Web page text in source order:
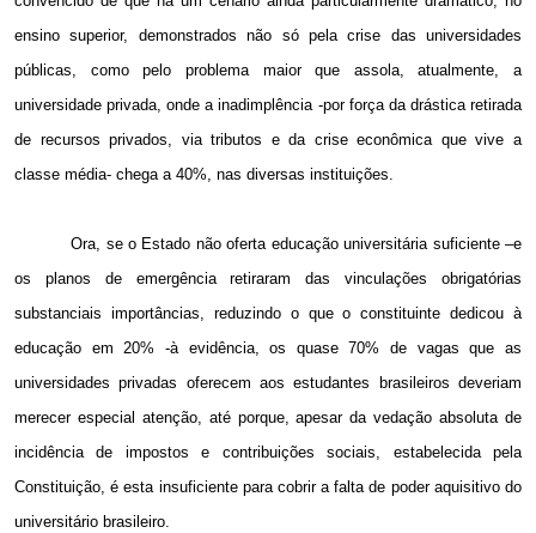
ensino superior, demonstrados não só pela crise das universidades
públicas, como pelo problema maior que assola, atualmente, a
universidade privada, onde a inadimplência -por força da drástica retirada
de recursos privados, via tributos e da crise econômica que vive a
classe média- chega a 40%, nas diversas instituições.
Ora, se o Estado não oferta educação universitária suficiente –e
os planos de emergência retiraram das vinculações obrigatórias
substanciais importâncias, reduzindo o que o constituinte dedicou à
educação em 20% -à evidência, os quase 70% de vagas que as
universidades privadas oferecem aos estudantes brasileiros deveriam
merecer especial atenção, até porque, apesar da vedação absoluta de
incidência de impostos e contribuições sociais, estabelecida pela
Constituição, é esta insuficiente para cobrir a falta de poder aquisitivo do
universitário brasileiro.